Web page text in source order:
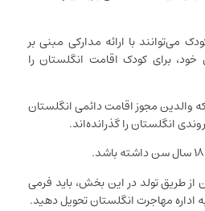
می‌توانند با ارائه مدارکی مبنی بر
برای کودک اقامت انگلستان را
والدین مجوز اقامت دائمی انگلستان
انگلستان را گذرانده‌اند.
از طریق تولد در این بخش، باید فرمی